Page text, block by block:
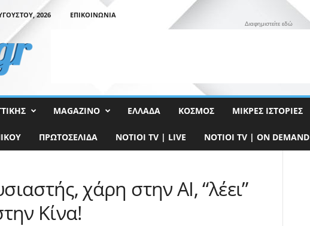
2026
ΕΠΙΚΟΙΝΩΝΊΑ
Διαφημιστείτε εδώ
MAGAZINO ΕΛΛΆΔΑ ΚΌΣΜΟΣ ΜΙΚΡΈΣ ΙΣΤΟΡΊΕΣ
ΠΡΩΤΟΣΈΛΙΔΑ NOTIOI TV | LIVE NOTIOI TV | ON DEMAND
χάρη στην ΑΙ, “λέει”
Κίνα!